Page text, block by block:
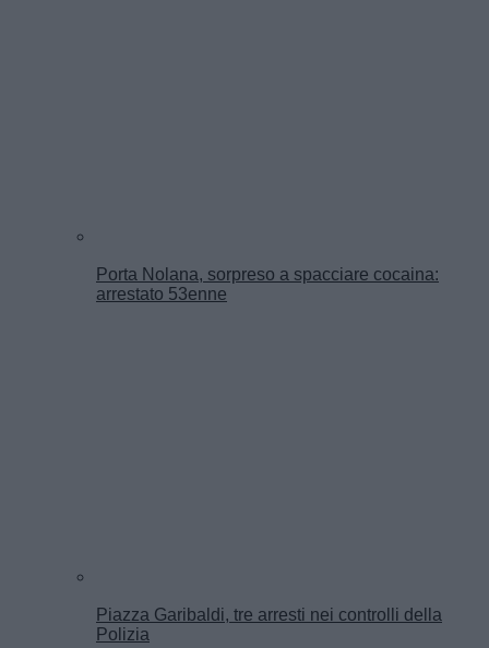
Porta Nolana, sorpreso a spacciare cocaina:
arrestato 53enne
Piazza Garibaldi, tre arresti nei controlli della
Polizia